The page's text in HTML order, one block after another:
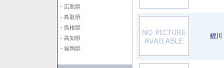
- 広島県
- 鳥取県
- 島根県
- 高知県
- 福岡県
鯉